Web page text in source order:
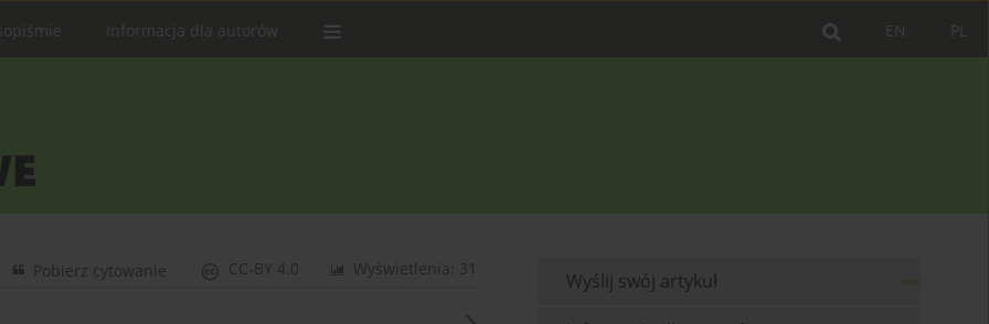
PL
EN
Informacja dla autorów
Wyświetlenia: 31
CC-BY 4.0
Pobierz cytowanie Wyślij swój artykuł